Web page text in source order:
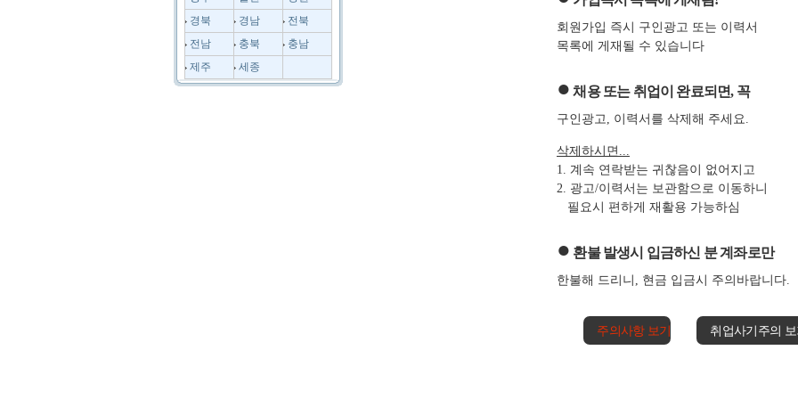
경북
경남
전북
전남
충북
충남
제주
세종
회원가입 즉시 구인광고 또는 이력서
목록에 게재될 수 있습니다
● 채용 또는 취업이 완료되면, 꼭
구인광고, 이력서를 삭제해 주세요.
삭제하시면...
1. 계속 연락받는 귀찮음이 없어지고
2. 광고/이력서는 보관함으로 이동하니
필요시 편하게 재활용 가능하심
● 환불 발생시 입금하신 분 계좌로만
한불해 드리니, 현금 입금시 주의바랍니다.
주의사항 보기 취업사기주의